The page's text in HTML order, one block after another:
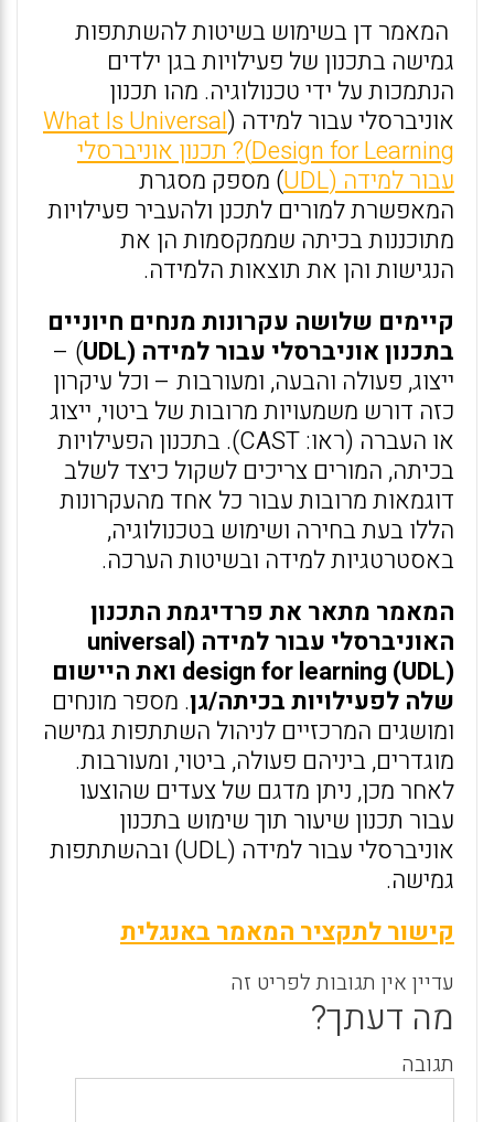
המאמר דן בשימוש בשיטות להשתתפות
גמישה בתכנון של פעילויות בגן ילדים
הנתמכות על ידי טכנולוגיה. מהו תכנון
אוניברסלי עבור למידה (What Is Universal
Design for Learning)? תכנון אוניברסלי
עבור למידה (UDL
) מספק מסגרת
המאפשרת למורים לתכנן ולהעביר פעילויות
מתוכננות בכיתה שממקסמות הן את
הנגישות והן את תוצאות הלמידה.
קיימים שלושה עקרונות מנחים חיוניים
בתכנון אוניברסלי עבור למידה (UDL
) –
ייצוג, פעולה והבעה, ומעורבות – וכל עיקרון
כזה דורש משמעויות מרובות של ביטוי, ייצוג
או העברה (ראו: CAST). בתכנון הפעילויות
בכיתה, המורים צריכים לשקול כיצד לשלב
דוגמאות מרובות עבור כל אחד מהעקרונות
הללו בעת בחירה ושימוש בטכנולוגיה,
באסטרטגיות למידה ובשיטות הערכה.
המאמר מתאר את פרדיגמת התכנון
האוניברסלי עבור למידה (universal
design for learning (UDL) ואת היישום
שלה לפעילויות בכיתה/גן. מספר מונחים
ומושגים המרכזיים לניהול השתתפות גמישה
מוגדרים, ביניהם פעולה, ביטוי, ומעורבות.
לאחר מכן, ניתן מדגם של צעדים שהוצעו
עבור תכנון שיעור תוך שימוש בתכנון
אוניברסלי עבור למידה (UDL) ובהשתתפות
גמישה.
קישור לתקציר המאמר באנגלית
עדיין אין תגובות לפריט זה
מה דעתך?
תגובה